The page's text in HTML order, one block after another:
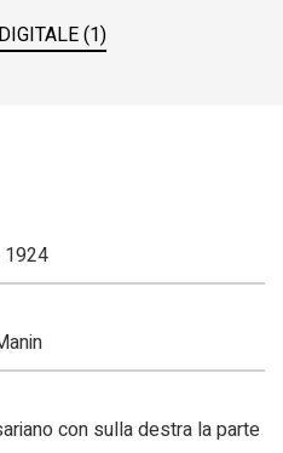
(1)
con sulla destra la parte